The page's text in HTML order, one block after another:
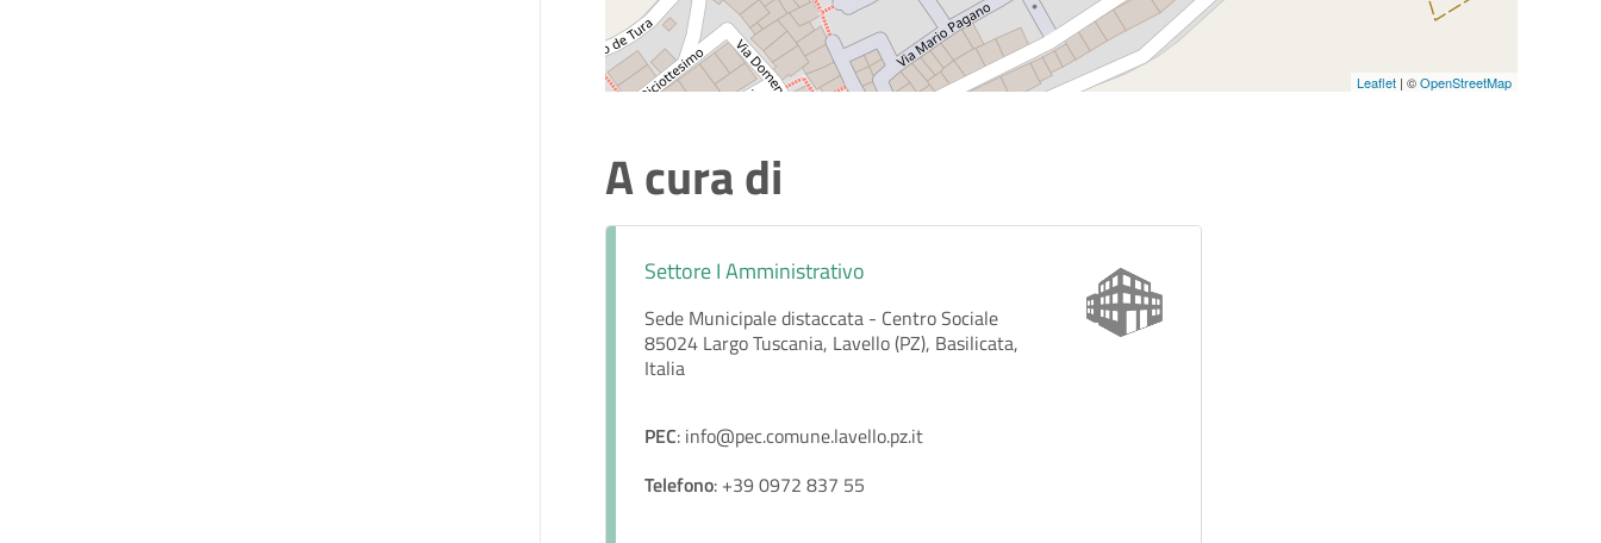
Leaflet| ©OpenStreetMap
A cura di
Settore I Amministrativo
Sede Municipale distaccata - Centro Sociale
85024 Largo Tuscania, Lavello (PZ), Basilicata,
Italia
PEC: info@pec.comune.lavello.pz.it
Telefono: +39 0972 837 55